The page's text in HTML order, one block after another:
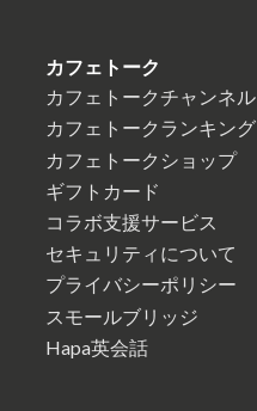
カフェトーク
カフェトークチャンネル
カフェトークランキング
カフェトークショップ
ギフトカード
コラボ支援サービス
セキュリティについて
プライバシーポリシー
スモールブリッジ
Hapa英会話